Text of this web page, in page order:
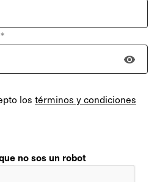
*
los términos y condiciones
no sos un robot